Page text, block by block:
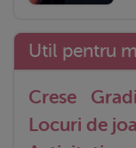
Util pentru
Crese
Locuri de